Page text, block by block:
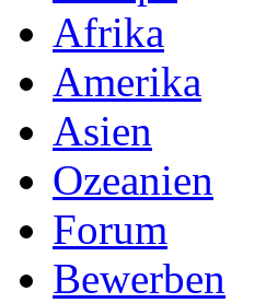
Afrika
Amerika
Asien
Ozeanien
Forum
Bewerben